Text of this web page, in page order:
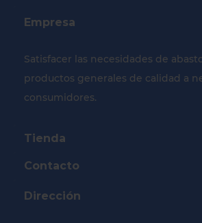
Empresa
Satisfacer las necesidades de
productos generales de calidad a
consumidores.
Tienda
Contacto
Dirección